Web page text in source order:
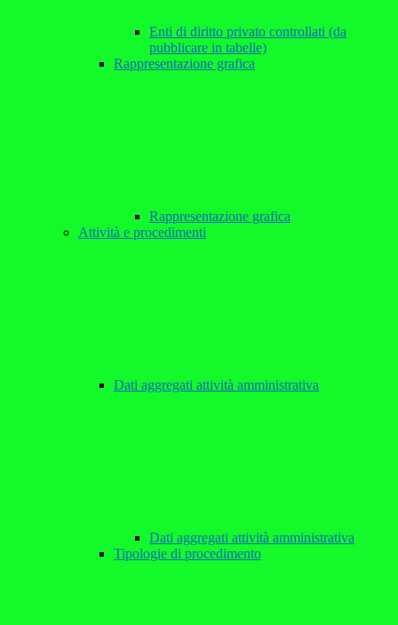
Enti di diritto privato controllati (da
pubblicare in tabelle)
Rappresentazione grafica
Rappresentazione grafica
Attività e procedimenti
Dati aggregati attività amministrativa
Dati aggregati attività amministrativa
Tipologie di procedimento